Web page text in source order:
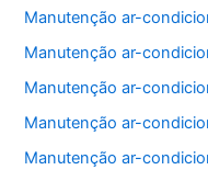
Manutenção ar-
Manutenção ar-
Manutenção ar-
Manutenção ar-
Manutenção ar-